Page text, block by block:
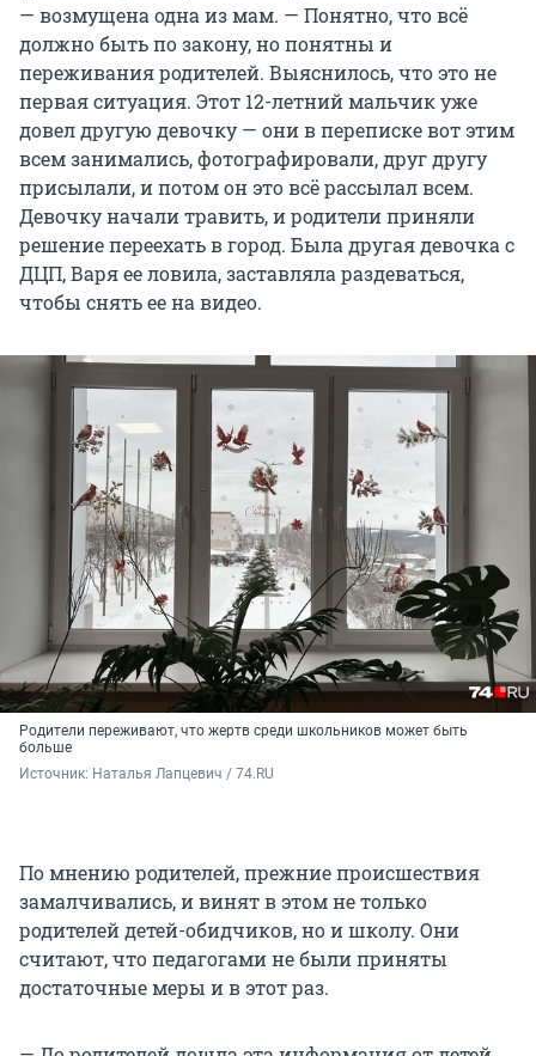
— возмущена одна из мам. — Понятно, что всё
должно быть по закону, но понятны и
переживания родителей. Выяснилось, что это не
первая ситуация. Этот 12-летний мальчик уже
довел другую девочку — они в переписке вот этим
всем занимались, фотографировали, друг другу
присылали, и потом он это всё рассылал всем.
Девочку начали травить, и родители приняли
решение переехать в город. Была другая девочка с
ДЦП, Варя ее ловила, заставляла раздеваться,
чтобы снять ее на видео.
Родители переживают, что жертв среди школьников может быть
больше
Источник: Наталья Лапцевич / 74.RU
По мнению родителей, прежние происшествия
замалчивались, и винят в этом не только
родителей детей-обидчиков, но и школу. Они
считают, что педагогами не были приняты
достаточные меры и в этот раз.